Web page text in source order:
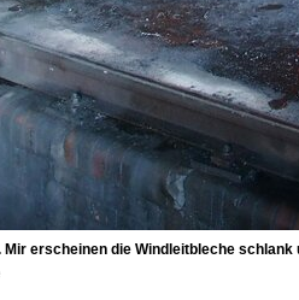
erscheinen die Windleitbleche schlank